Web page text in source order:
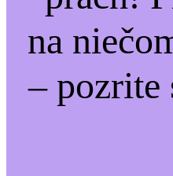
na
– pozrite